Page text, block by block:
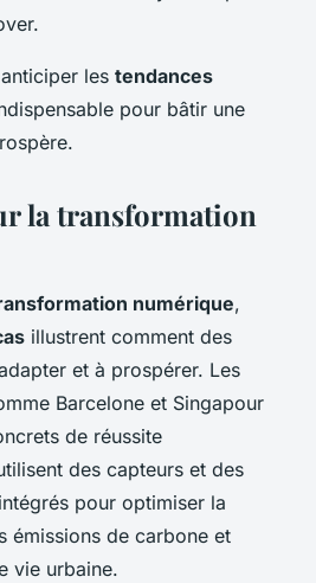
les tendances
pour bâtir une
la transformation
numérique,
illustrent comment des
et à prospérer. Les
Barcelone et Singapour
de réussite
des capteurs et des
pour optimiser la
émissions de carbone et
vie urbaine.